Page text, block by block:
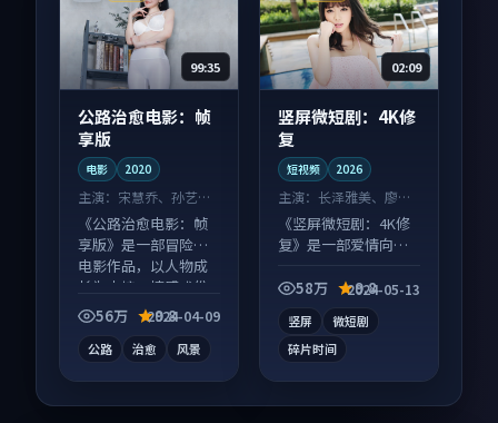
99:35
公路治愈电影：帧
享版
电影 2020
主演： 宋慧乔、孙艺珍
等
《公路治愈电影：帧
享版》是一部冒险向
电影作品，以人物成
长为内核，情感戏份
扎实。
56万 9.8
2024-04-09
公路 治愈 风景
02:09
竖屏微短剧：4K修
复
短视频 2026
主演：长泽雅美、廖凡
等
《竖屏微短剧：4K修
复》是一部爱情向短
长为内核，情感戏份
58万 9.8
2024-05-13
竖屏
微短剧
碎片时间